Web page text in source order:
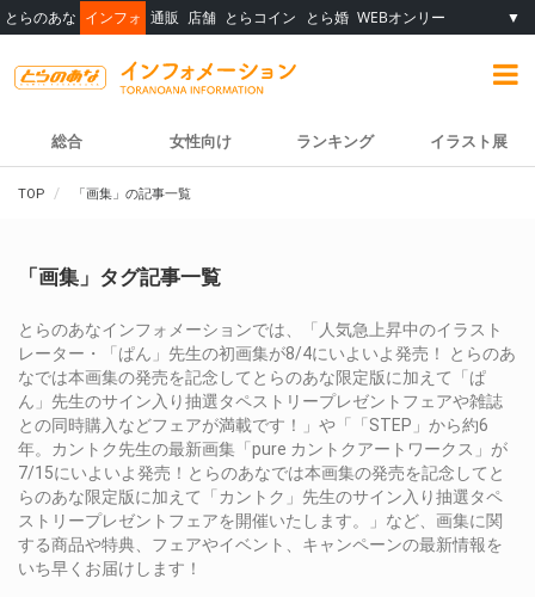
とらのあな インフォ 通販 店舗 とらコイン とら婚 WEBオンリー ▼
総合 女性向け ランキング イラスト展
TOP 「画集」の記事一覧
「画集」タグ記事一覧
とらのあなインフォメーションでは、「人気急上昇中のイラスト
レーター・「ぱん」先生の初画集が8/4にいよいよ発売！ とらのあ
なでは本画集の発売を記念してとらのあな限定版に加えて「ぱ
ん」先生のサイン入り抽選タペストリープレゼントフェアや雑誌
との同時購入などフェアが満載です！」や「「STEP」から約6
年。カントク先生の最新画集「pure カントクアートワークス」が
7/15にいよいよ発売！とらのあなでは本画集の発売を記念してと
らのあな限定版に加えて「カントク」先生のサイン入り抽選タペ
ストリープレゼントフェアを開催いたします。」など、画集に関
する商品や特典、フェアやイベント、キャンペーンの最新情報を
いち早くお届けします！